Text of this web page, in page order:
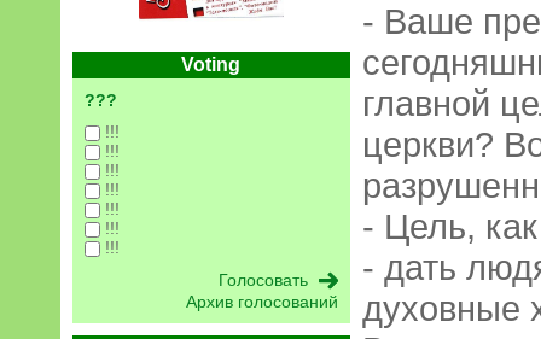
Voting
???
!!!
!!!
!!!
!!!
!!!
!!!
!!!
Архив голосований
- Ваше
главной
церкви?
- Цель,
- дать
духовные